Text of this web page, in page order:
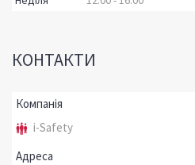
КОНТАКТИ
i-Safety